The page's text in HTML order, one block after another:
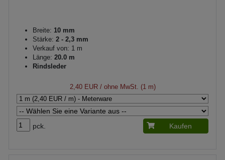
Breite: 10 mm
Stärke: 2 - 2,3 mm
Verkauf von: 1 m
Länge: 20.0 m
Rindsleder
2,40 EUR/ ohne MwSt. (1 m)
pck. Kaufen